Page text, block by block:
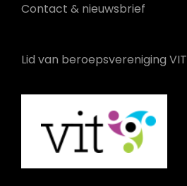
Contact & nieuwsbrief
Lid van beroepsvereniging VIT